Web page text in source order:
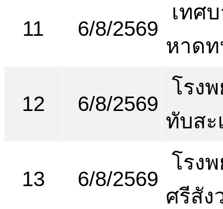
11 6/8/2569
เทศ
หาด
12 6/8/2569
โรง
ทับสะ
13 6/8/2569
โรง
ศรีสัง